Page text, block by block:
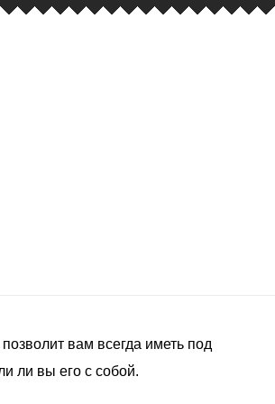
вам всегда иметь под
ли вы его с собой.